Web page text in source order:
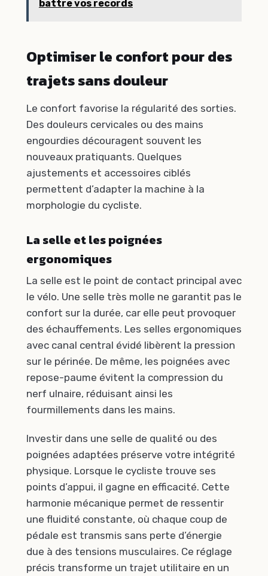
battre vos records
Optimiser le confort pour des
trajets sans douleur
Le confort favorise la régularité des sorties.
Des douleurs cervicales ou des mains
engourdies découragent souvent les
nouveaux pratiquants. Quelques
ajustements et accessoires ciblés
permettent d’adapter la machine à la
morphologie du cycliste.
La selle et les poignées
ergonomiques
La selle est le point de contact principal avec
le vélo. Une selle très molle ne garantit pas le
confort sur la durée, car elle peut provoquer
des échauffements. Les selles ergonomiques
avec canal central évidé libèrent la pression
sur le périnée. De même, les poignées avec
repose-paume évitent la compression du
nerf ulnaire, réduisant ainsi les
fourmillements dans les mains.
Investir dans une selle de qualité ou des
poignées adaptées préserve votre intégrité
physique. Lorsque le cycliste trouve ses
points d’appui, il gagne en efficacité. Cette
harmonie mécanique permet de ressentir
une fluidité constante, où chaque coup de
pédale est transmis sans perte d’énergie
due à des tensions musculaires. Ce réglage
précis transforme un trajet utilitaire en un